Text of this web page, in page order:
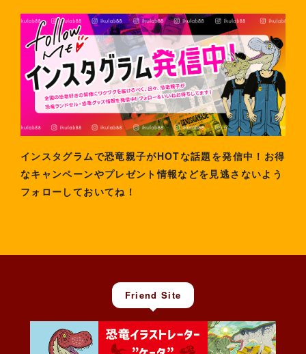
インスタグラムで恐竜親子がHOTな話題を発信中！お得
なキャンペーンやプレゼント情報などを見逃さないよう
フォローしておいてね！
Friend Site